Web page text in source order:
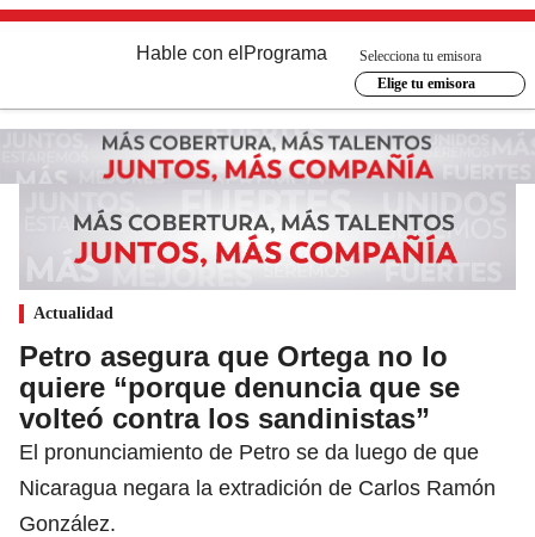
Hable con el Programa
Selecciona tu emisora
Elige tu emisora
Actualidad
Petro asegura que Ortega no lo
quiere “porque denuncia que se
volteó contra los sandinistas”
El pronunciamiento de Petro se da luego de que
Nicaragua negara la extradición de Carlos Ramón
González.